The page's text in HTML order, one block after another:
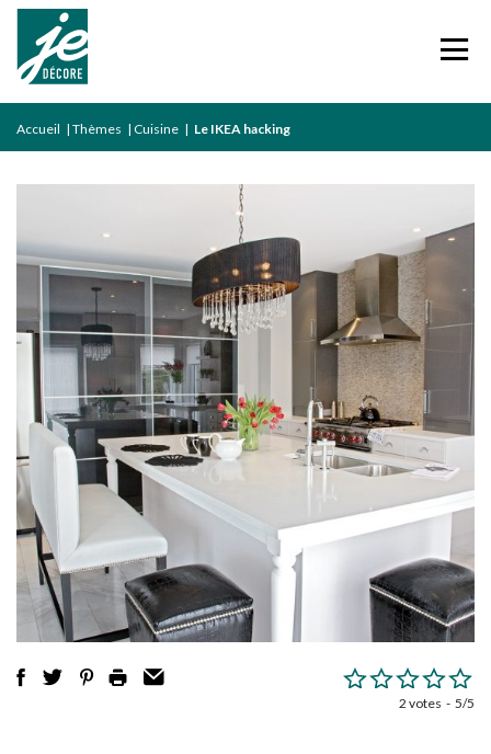
Accueil | Thèmes | Cuisine | Le IKEA hacking
2 votes 5/5